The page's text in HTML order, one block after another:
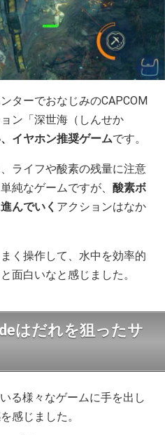
ターでおなじみのCAPCOM
ン「深世海（しんせか
イヤホン推奨ゲームです。
ライフや酸素の残量に注意
純なゲームですが、酸素ボ
んでいく アクションはなか
く操作して、水中を効率的
面白いなと感じました。
はだれを狙ったサ
る様々なゲームに手を出し
感じました。